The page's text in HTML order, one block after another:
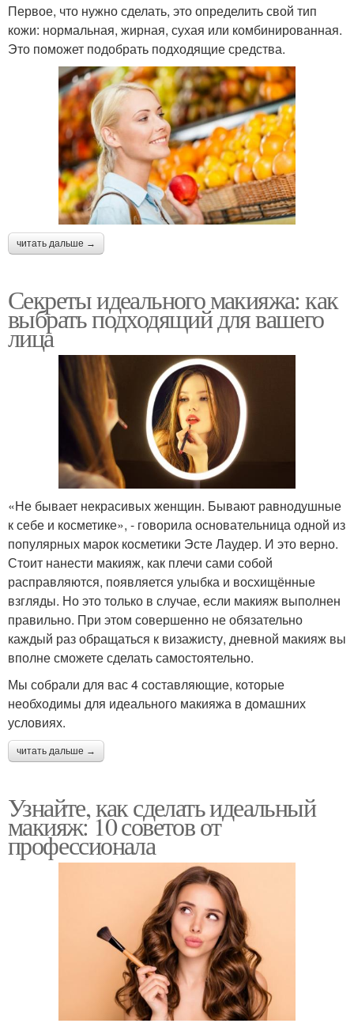
Первое, что нужно сделать, это определить свой тип
кожи: нормальная, жирная, сухая или комбинированная.
Это поможет подобрать подходящие средства.
читать дальше →
Секреты идеального макияжа: как
выбрать подходящий для вашего
лица
«Не бывает некрасивых женщин. Бывают равнодушные
к себе и косметике», - говорила основательница одной из
популярных марок косметики Эсте Лаудер. И это верно.
Стоит нанести макияж, как плечи сами собой
расправляются, появляется улыбка и восхищённые
взгляды. Но это только в случае, если макияж выполнен
правильно. При этом совершенно не обязательно
каждый раз обращаться к визажисту, дневной макияж вы
вполне сможете сделать самостоятельно.
Мы собрали для вас 4 составляющие, которые
необходимы для идеального макияжа в домашних
условиях.
читать дальше →
Узнайте, как сделать идеальный
макияж: 10 советов от
профессионала